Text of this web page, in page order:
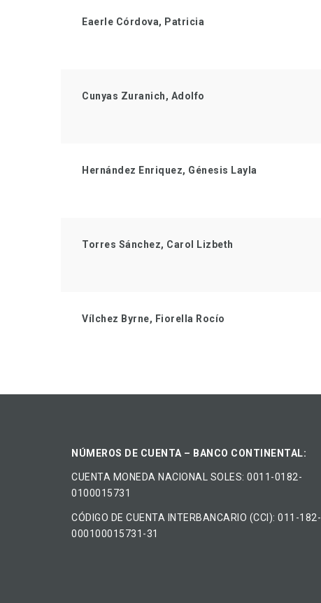
Eaerle Córdova, Patricia
Cunyas Zuranich, Adolfo
Hernández Enriquez, Génesis Layla
Torres Sánchez, Carol Lizbeth
Vílchez Byrne, Fiorella Rocío
NÚMEROS DE CUENTA – BANCO CONTINENTAL:
CUENTA MONEDA NACIONAL​ ​SOLES​: 0011-0182-
0100015731
CÓDIGO DE CUENTA INTERBANCARIO (CCI): 011-182-
000100015731-31